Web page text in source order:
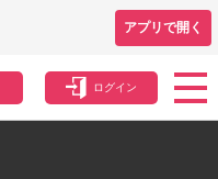
アプリで開く
ログイン